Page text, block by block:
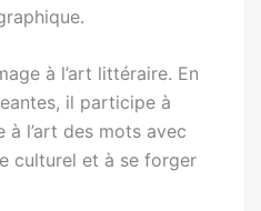
à l’art littéraire. En
il participe à
à l’art des mots avec
culturel et à se forger